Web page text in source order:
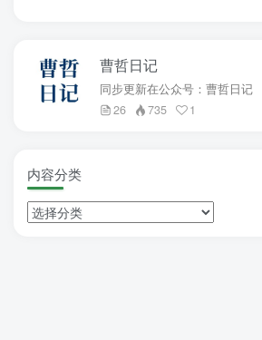
曹哲日记
同步更新在公众号：曹哲日记
26
735 1
内容分类